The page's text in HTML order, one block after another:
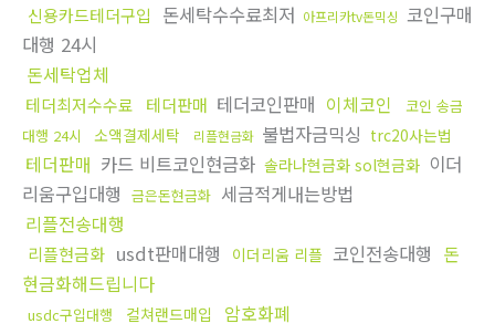
신용카드테더구입 돈세탁수수료최저 아프리카tv돈믹싱 코인구매
대행 24시
돈세탁업체
테더최저수수료 테더판매 테더코인판매 이체코인
코인 송금
대행 24시
소액결제세탁 리플현금화 불법자금믹싱 trc20사는법
테더판매 카드 비트코인현금화 솔라나현금화 sol현금화 이더
리움구입대행 금은돈현금화 세금적게내는방법
리플전송대행
리플현금화 usdt판매대행 이더리움 리플 코인전송대행 돈
현금화해드립니다
usdc구입대행 컬쳐랜드매입 암호화폐